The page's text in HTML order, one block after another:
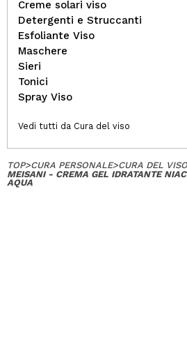
Creme solari viso
Detergenti e Struccanti
Esfoliante Viso
Maschere
Sieri
Tonici
Spray Viso
Vedi tutti da Cura del viso
TOP>CURA PERSONALE>CURA DEL VISO
MEISANI - CREMA GEL IDRATANTE
AQUA